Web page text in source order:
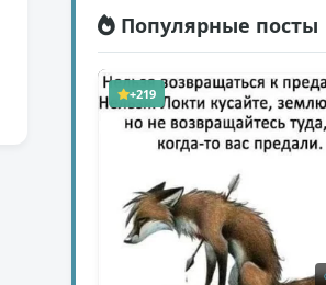
Популярные посты
+219